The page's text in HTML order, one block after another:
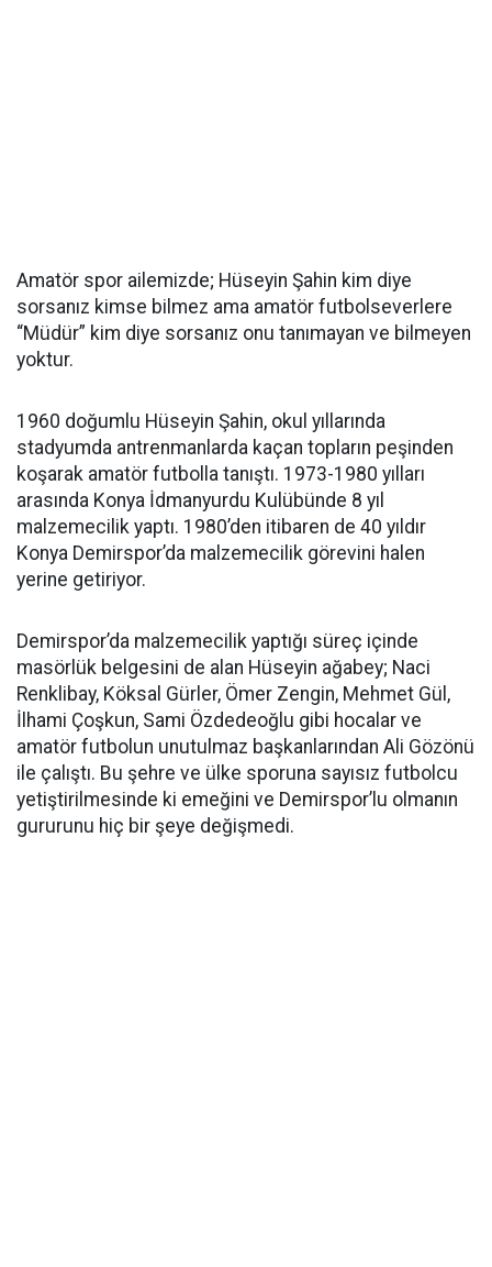
Amatör spor ailemizde; Hüseyin Şahin kim diye
sorsanız kimse bilmez ama amatör futbolseverlere
“Müdür” kim diye sorsanız onu tanımayan ve bilmeyen
yoktur.
1960 doğumlu Hüseyin Şahin, okul yıllarında
stadyumda antrenmanlarda kaçan topların peşinden
koşarak amatör futbolla tanıştı. 1973-1980 yılları
arasında Konya İdmanyurdu Kulübünde 8 yıl
malzemecilik yaptı. 1980’den itibaren de 40 yıldır
Konya Demirspor’da malzemecilik görevini halen
yerine getiriyor.
Demirspor’da malzemecilik yaptığı süreç içinde
masörlük belgesini de alan Hüseyin ağabey; Naci
Renklibay, Köksal Gürler, Ömer Zengin, Mehmet Gül,
İlhami Çoşkun, Sami Özdedeoğlu gibi hocalar ve
amatör futbolun unutulmaz başkanlarından Ali Gözönü
ile çalıştı. Bu şehre ve ülke sporuna sayısız futbolcu
yetiştirilmesinde ki emeğini ve Demirspor’lu olmanın
gururunu hiç bir şeye değişmedi.